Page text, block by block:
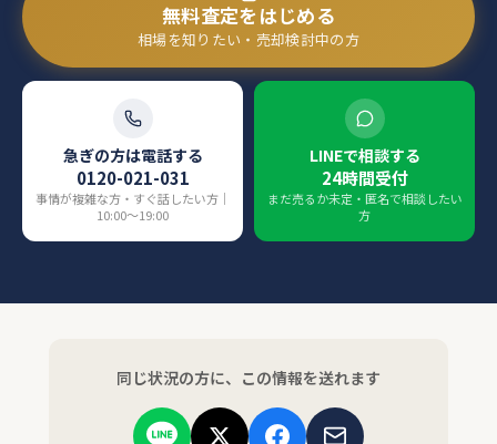
無料査定をはじめる
相場を知りたい・売却検討中の方
急ぎの方は電話する
0120-021-031
事情が複雑な方・すぐ話したい方｜
10:00〜19:00
LINEで相談する
24時間受付
まだ売るか未定・匿名で相談したい
方
同じ状況の方に、この情報を送れます